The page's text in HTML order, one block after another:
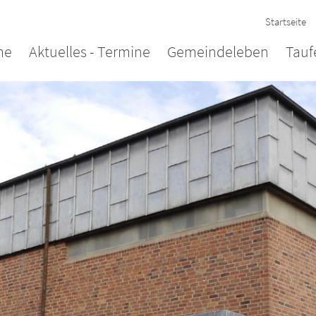
Startseite
Aktuelles - Termine Gemeindeleben